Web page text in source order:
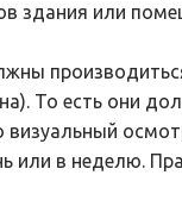
здания или
То есть они
визуальный
или в неделю.